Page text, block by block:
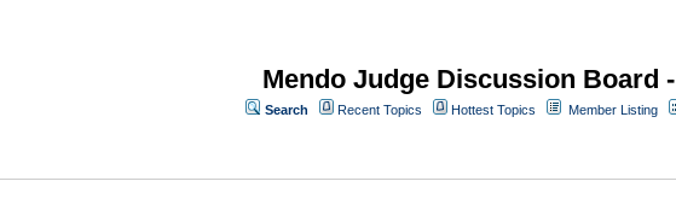
Mendo Judge Discussion Board
Search Recent Topics Hottest Topics Member Listing